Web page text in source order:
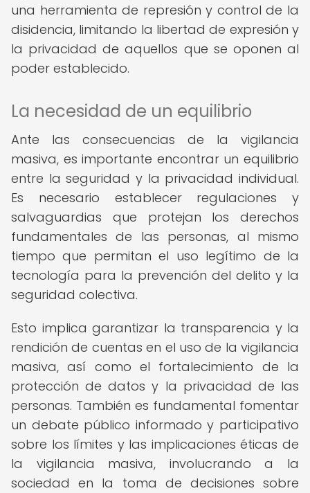
una herramienta de represión y control de la
disidencia, limitando la libertad de expresión y
la privacidad de aquellos que se oponen al
poder establecido.
La necesidad de un equilibrio
Ante las consecuencias de la vigilancia
masiva, es importante encontrar un equilibrio
entre la seguridad y la privacidad individual.
Es necesario establecer regulaciones y
salvaguardias que protejan los derechos
fundamentales de las personas, al mismo
tiempo que permitan el uso legítimo de la
tecnología para la prevención del delito y la
seguridad colectiva.
Esto implica garantizar la transparencia y la
rendición de cuentas en el uso de la vigilancia
masiva, así como el fortalecimiento de la
protección de datos y la privacidad de las
personas. También es fundamental fomentar
un debate público informado y participativo
sobre los límites y las implicaciones éticas de
la vigilancia masiva, involucrando a la
sociedad en la toma de decisiones sobre